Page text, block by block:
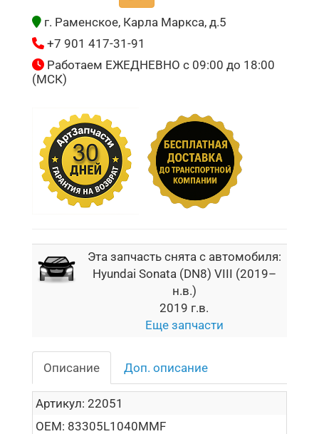
г. Раменское, Карла Маркса, д.5
+7 901 417-31-91
Работаем ЕЖЕДНЕВНО с 09:00 до 18:00
(МСК)
Эта запчасть снята с автомобиля:
Hyundai Sonata (DN8) VIII (2019–
н.в.)
2019 г.в.
Еще запчасти
Описание Доп. описание
Артикул: 22051
OEM: 83305L1040MMF